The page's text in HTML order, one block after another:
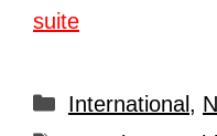
suite
Catégories
International,